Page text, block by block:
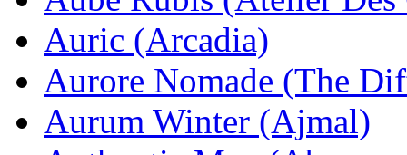
Auric (Arcadia)
Aurore Nomade (The
Aurum Winter (Ajmal)